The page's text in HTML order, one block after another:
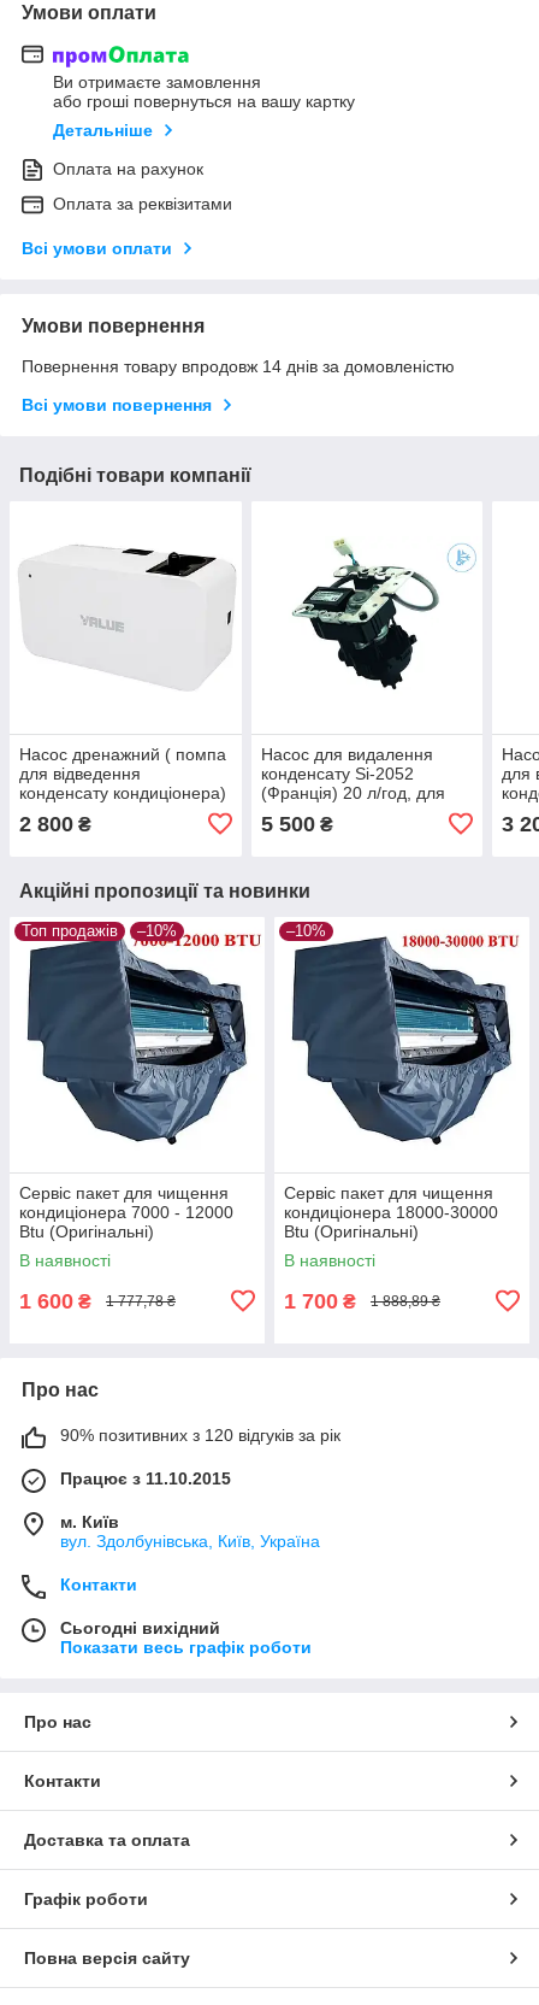
Умови оплати
Ви отримаєте замовлення
або гроші повернуться на вашу картку
Детальніше
Оплата на рахунок
Оплата за реквізитами
Всі умови оплати
Умови повернення
Повернення товару впродовж 14 днів за домовленістю
Всі умови повернення
Подібні товари компанії
Насос дренажний ( помпа
для відведення
конденсату кондиціонера)
2 800 ₴
Насос для видалення
конденсату Si-2052
(Франція) 20 л/год, для
кондиціонерів до 20 (kWt)
холоду.
5 500₴
для
3
Акційні пропозиції та новинки
Топ продажів –10%
Сервіс пакет для чищення
кондиціонера 7000 - 12000
Btu (Оригінальні)
В наявності
1 600 ₴ 1 777,78 ₴
–10%
Сервіс пакет для чищення
кондиціонера 18000-30000
Btu (Оригінальні)
В наявності
1 700 ₴ 1 888,89 ₴
Про нас
90% позитивних з 120 відгуків за рік
Працює з 11.10.2015
м. Київ
вул. Здолбунівська, Київ, Україна
Контакти
Сьогодні вихідний
Показати весь графік роботи
Про нас
Контакти
Доставка та оплата
Графік роботи
Повна версія сайту